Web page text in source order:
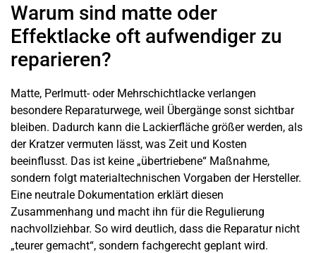
Warum sind matte oder
Effektlacke oft aufwendiger zu
reparieren?
Matte, Perlmutt- oder Mehrschichtlacke verlangen
besondere Reparaturwege, weil Übergänge sonst sichtbar
bleiben. Dadurch kann die Lackierfläche größer werden, als
der Kratzer vermuten lässt, was Zeit und Kosten
beeinflusst. Das ist keine „übertriebene“ Maßnahme,
sondern folgt materialtechnischen Vorgaben der Hersteller.
Eine neutrale Dokumentation erklärt diesen
Zusammenhang und macht ihn für die Regulierung
nachvollziehbar. So wird deutlich, dass die Reparatur nicht
„teurer gemacht“, sondern fachgerecht geplant wird.